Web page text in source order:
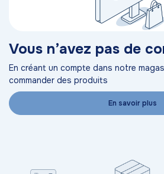
Vous n’avez pas de
En créant un compte dans notre
commander des produits
En savoir plus